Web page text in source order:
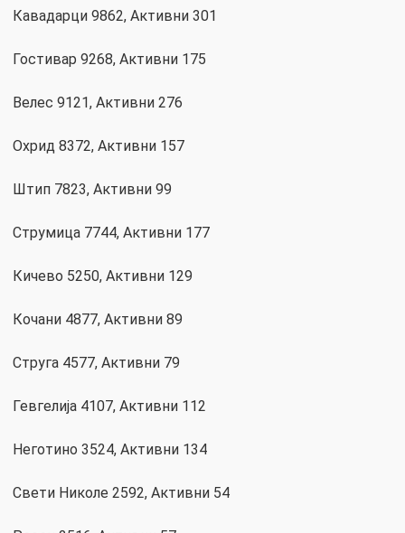
Кавадарци 9862, Активни 301
Гостивар 9268, Активни 175
Велес 9121, Активни 276
Охрид 8372, Активни 157
Штип 7823, Активни 99
Струмица 7744, Активни 177
Кичево 5250, Активни 129
Кочани 4877, Активни 89
Струга 4577, Активни 79
Гевгелија 4107, Активни 112
Неготино 3524, Активни 134
Свети Николе 2592, Активни 54